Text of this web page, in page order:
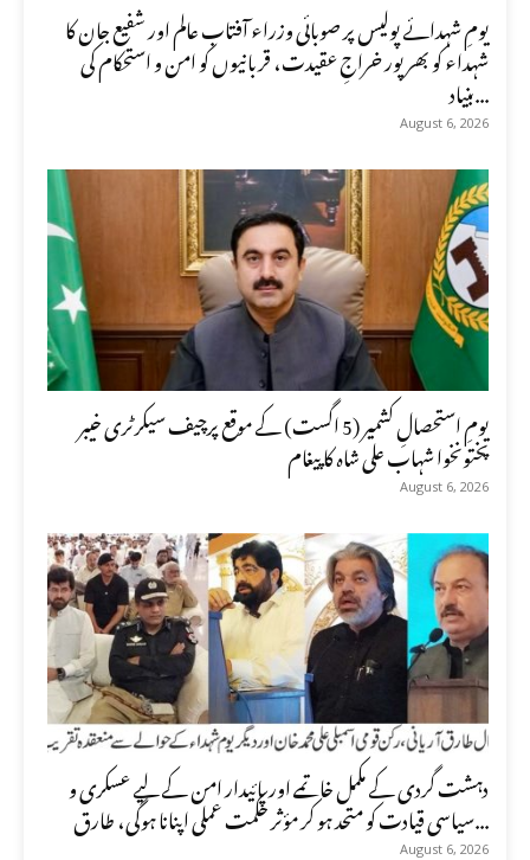
یومِ شہدائے پولیس پر صوبائی وزراء آفتاب عالم اور شفیع جان کا
شہداء کو بھرپور خراجِ عقیدت، قربانیوں کو امن و استحکام کی
بنیاد...
August 6, 2026
یومِ استحصالِ کشمیر (5 اگست) کے موقع پرچیف سیکرٹری خیبر
پختونخوا شہاب علی شاہ کا پیغام
August 6, 2026
دہشت گردی کے مکمل خاتمے اور پائیدار امن کے لیے عسکری و
سیاسی قیادت کو متحد ہو کر مؤثر حکمت عملی اپنانا ہوگی، طارق...
August 6, 2026